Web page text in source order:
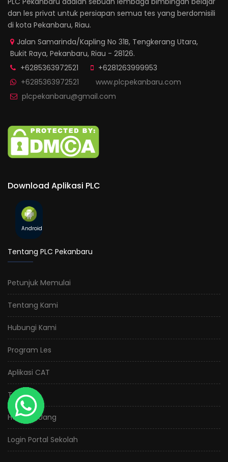
dan les privat untuk persiapan semua tes yang berdomisili
di kota Pekanbaru, Riau.
Jalan Samarinda/Kapling No 31B, Tengkerang Utara,
Bukit Raya, Pekanbaru, Riau - 28126.
+6285363972521
+6281263999953
+6285363972521
www.plcpekanbaru.com
plcpekanbaru@gmail.com
Download Aplikasi PLC
Android
Tentang PLC Pekanbaru
Petunjuk Memulai
Tentang Kami
Hubungi Kami
Program Les
Aplikasi CAT
Toko PLC
Hasilkan Uang
Login Portal Sekolah